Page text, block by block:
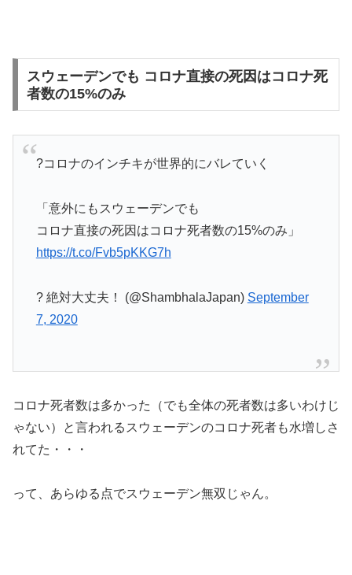
スウェーデンでも コロナ直接の死因はコロナ死
者数の15%のみ
?コロナのインチキが世界的にバレていく
「意外にもスウェーデンでも
コロナ直接の死因はコロナ死者数の15%のみ」
https://t.co/Fvb5pKKG7h
? 絶対大丈夫！ (@ShambhalaJapan) September
7, 2020
コロナ死者数は多かった（でも全体の死者数は多いわけじ
ゃない）と言われるスウェーデンのコロナ死者も水増しさ
れてた・・・
って、あらゆる点でスウェーデン無双じゃん。